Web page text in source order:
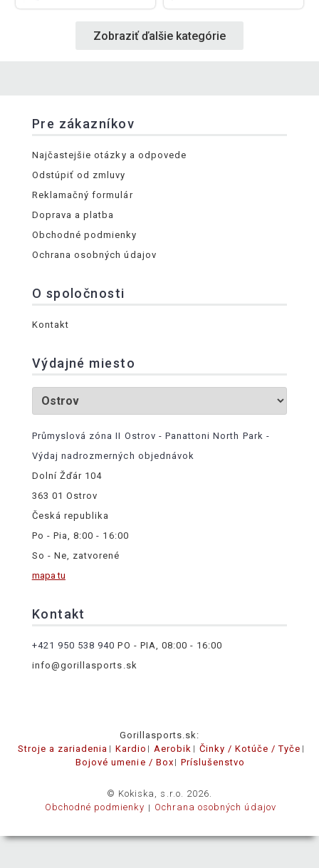
Zobraziť ďalšie kategórie
Pre zákazníkov
Najčastejšie otázky a odpovede
Odstúpiť od zmluvy
Reklamačný formulár
Doprava a platba
Obchodné podmienky
Ochrana osobných údajov
O spoločnosti
Kontakt
Výdajné miesto
Průmyslová zóna II Ostrov - Panattoni North Park -
Výdaj nadrozmerných objednávok
Dolní Žďár 104
363 01 Ostrov
Česká republika
Po - Pia, 8:00 - 16:00
So - Ne, zatvorené
mapa tu
Kontakt
+421 950 538 940 PO - PIA, 08:00 - 16:00
info@gorillasports.sk
Gorillasports.sk:
Stroje a zariadenia
Kardio Aerobik
Činky / Kotúče / Tyče
Bojové umenie / Box
Príslušenstvo
© Kokiska, s.r.o. 2026.
Obchodné podmienky
Ochrana osobných údajov